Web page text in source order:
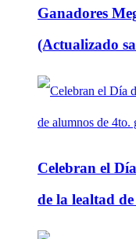
Ganadores
(Actualizado
Celebran el
de la lealtad